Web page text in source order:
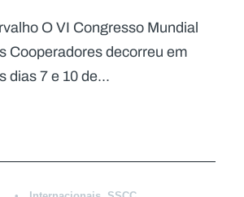
O VI Congresso Mundial
Cooperadores decorreu em
dias 7 e 10 de...